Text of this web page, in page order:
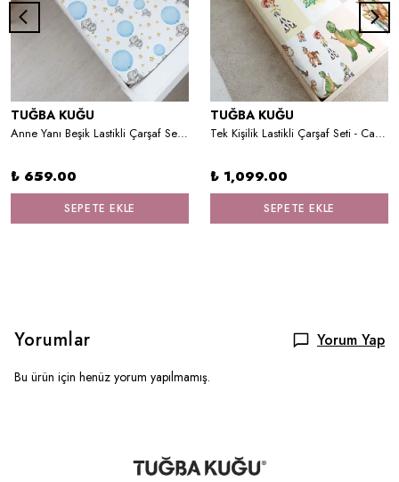
TUĞBA KUĞU
Anne Yanı Beşik Lastikli Çarşaf Seti (55x95) - For Baby Serisi - Mavi Büyük Balonlu Fil
₺ 659.00
SEPETE EKLE
TUĞBA KUĞU
Tek Kişilik Lastikli Çarşaf Seti - Cartoon Serisi - Toy Story Patchwork
₺ 1,099.00
SEPETE EKLE
Yorumlar Yorum Yap
Bu ürün için henüz yorum yapılmamış.